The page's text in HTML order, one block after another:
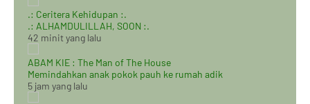
.: Ceritera Kehidupan :.
.: ALHAMDULILLAH, SOON :.
42 minit yang lalu
ABAM KIE : The Man of The House
Memindahkan anak pokok pauh ke rumah adik
5 jam yang lalu